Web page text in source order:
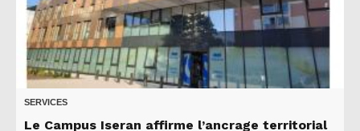
SERVICES
Le Campus Iseran affirme l’ancrage territorial